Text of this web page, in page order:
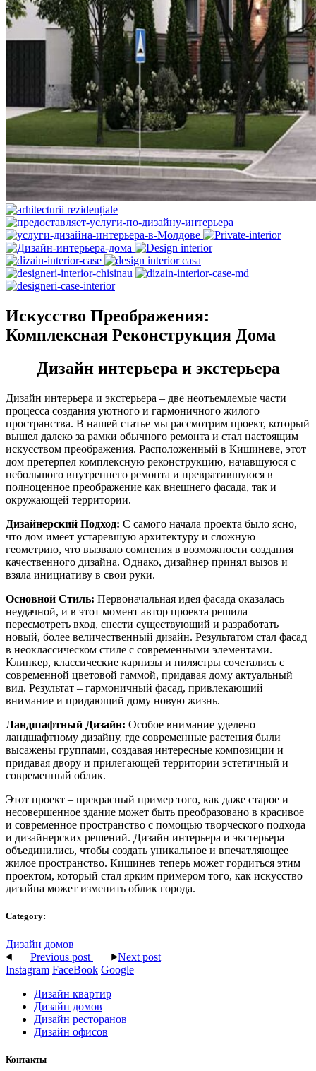
Искусство Преображения:
Комплексная Реконструкция Дома
Дизайн интерьера и экстерьера
Дизайн интерьера и экстерьера – две неотъемлемые части
процесса создания уютного и гармоничного жилого
пространства. В нашей статье мы рассмотрим проект, который
вышел далеко за рамки обычного ремонта и стал настоящим
искусством преображения. Расположенный в Кишиневе, этот
дом претерпел комплексную реконструкцию, начавшуюся с
небольшого внутреннего ремонта и превратившуюся в
полноценное преображение как внешнего фасада, так и
окружающей территории.
Дизайнерский Подход: С самого начала проекта было ясно,
что дом имеет устаревшую архитектуру и сложную
геометрию, что вызвало сомнения в возможности создания
качественного дизайна. Однако, дизайнер принял вызов и
взяла инициативу в свои руки.
Основной Стиль: Первоначальная идея фасада оказалась
неудачной, и в этот момент автор проекта решила
пересмотреть вход, снести существующий и разработать
новый, более величественный дизайн. Результатом стал фасад
в неоклассическом стиле с современными элементами.
Клинкер, классические карнизы и пилястры сочетались с
современной цветовой гаммой, придавая дому актуальный
вид. Результат – гармоничный фасад, привлекающий
внимание и придающий дому новую жизнь.
Ландшафтный Дизайн: Особое внимание уделено
ландшафтному дизайну, где современные растения были
высажены группами, создавая интересные композиции и
придавая двору и прилегающей территории эстетичный и
современный облик.
Этот проект – прекрасный пример того, как даже старое и
несовершенное здание может быть преобразовано в красивое
и современное пространство с помощью творческого подхода
и дизайнерских решений. Дизайн интерьера и экстерьера
объединились, чтобы создать уникальное и впечатляющее
жилое пространство. Кишинев теперь может гордиться этим
проектом, который стал ярким примером того, как искусство
дизайна может изменить облик города.
Category:
Дизайн домов
Previous post
Next post
Instagram FaceBook Google
Дизайн квартир
Дизайн домов
Дизайн ресторанов
Дизайн офисов
Контакты